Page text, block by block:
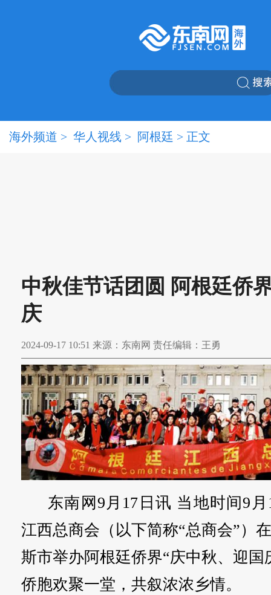
海外频道 > 华人视线 > 阿根廷 > 正文
中秋佳节话团圆 阿根廷侨
庆
2024-09-17 10:51 来源：东南网 责任编辑：王勇
东南网9月17日讯 当地时间9
江西总商会（以下简称“总商会”）
斯市举办阿根廷侨界“庆中秋、迎国
侨胞欢聚一堂，共叙浓浓乡情。